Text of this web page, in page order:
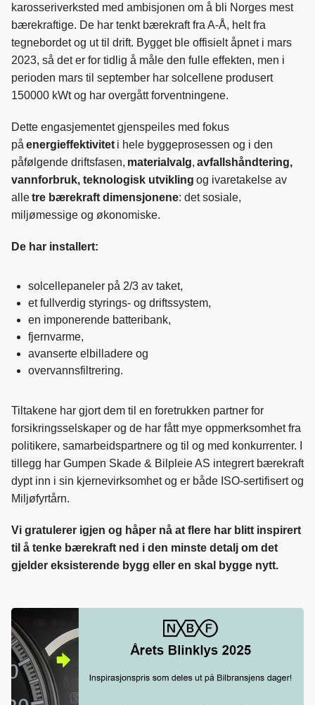
karosseriverksted med ambisjonen om å bli Norges mest
bærekraftige. De har tenkt bærekraft fra A-Å, helt fra
tegnebordet og ut til drift. Bygget ble offisielt åpnet i mars
2023, så det er for tidlig å måle den fulle effekten, men i
perioden mars til september har solcellene produsert
150000 kWt og har overgått forventningene.
Dette engasjementet gjenspeiles med fokus
på energieffektivitet i hele byggeprosessen og i den
påfølgende driftsfasen, materialvalg, avfallshåndtering,
vannforbruk, teknologisk utvikling og ivaretakelse av
alletre bærekraft dimensjonene: det sosiale,
miljømessige og økonomiske.
De har installert:
solcellepaneler på 2/3 av taket,
et fullverdig styrings- og driftssystem,
en imponerende batteribank,
fjernvarme,
avanserte elbilladere og
overvannsfiltrering.
Tiltakene har gjort dem til en foretrukken partner for
forsikringsselskaper og de har fått mye oppmerksomhet fra
politikere, samarbeidspartnere og til og med konkurrenter. I
tillegg har Gumpen Skade & Bilpleie AS integrert bærekraft
dypt inn i sin kjernevirksomhet og er både ISO-sertifisert og
Miljøfyrtårn.
Vi gratulerer igjen og håper nå at flere har blitt inspirert
til å tenke bærekraft ned i den minste detalj om det
gjelder eksisterende bygg eller en skal bygge nytt.